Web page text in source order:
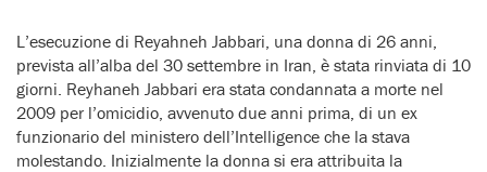
L’esecuzione di Reyahneh Jabbari, una donna di 26 anni,
prevista all’alba del 30 settembre in Iran, è stata rinviata di 10
giorni. Reyhaneh Jabbari era stata condannata a morte nel
2009 per l’omicidio, avvenuto due anni prima, di un ex
funzionario del ministero dell’Intelligence che la stava
molestando. Inizialmente la donna si era attribuita la